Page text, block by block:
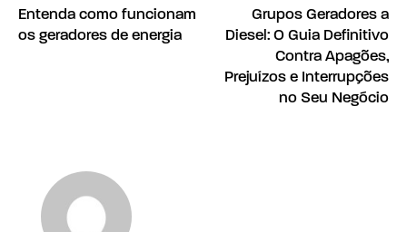
Entenda como funcionam
os geradores de energia
Grupos Geradores a
Diesel: O Guia Definitivo
Contra Apagões,
Prejuízos e Interrupções
no Seu Negócio